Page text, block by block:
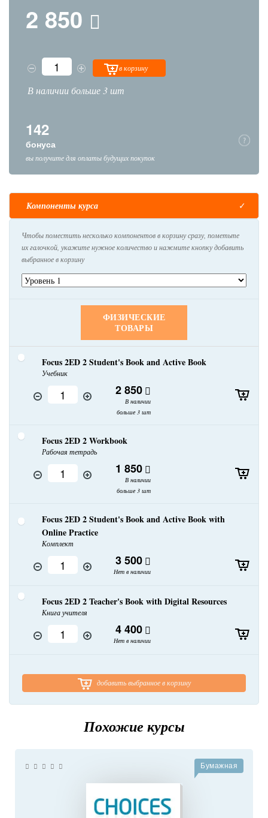
2 850
в корзину
В наличии больше 3 шт
142
бонуса
вы получите для оплаты будущих покупок
Компоненты курса
Чтобы поместить несколько компонентов в корзину сразу, пометьте
их галочкой, укажите нужное количество и нажмите кнопку добавить
выбранное в корзину
ФИЗИЧЕСКИЕ
ТОВАРЫ
Focus 2ED 2 Student's Book and Active Book
Учебник
2 850
В наличии
больше 3 шт
Focus 2ED 2 Workbook
Рабочая тетрадь
1 850
В наличии
больше 3 шт
Focus 2ED 2 Student's Book and Active Book with
Online Practice
Комплект
3 500
Нет в наличии
Focus 2ED 2 Teacher's Book with Digital Resources
Книга учителя
4 400
Нет в наличии
добавить выбранное в корзину
Похожие курсы
Бумажная